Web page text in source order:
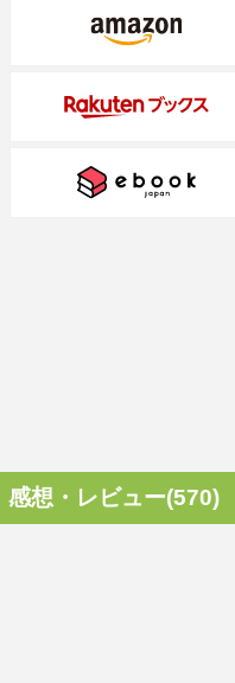
感想・レビュー(570)